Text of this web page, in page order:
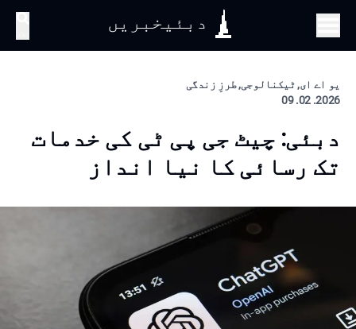
دبئیخبریں
یو اے ای, ٹیکنالوجی, طرزِ زندگی
2026. 02. 09
دبئی: چیٹ جی پی ٹی کی خدمات
تک رسائی کا نیا انداز